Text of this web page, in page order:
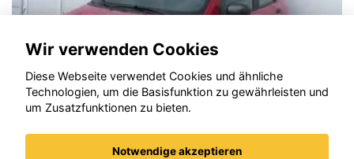
Wir verwenden Cookies
Diese Webseite verwendet Cookies und ähnliche
Technologien, um die Basisfunktion zu gewährleisten und
um Zusatzfunktionen zu bieten.
Notwendige akzeptieren